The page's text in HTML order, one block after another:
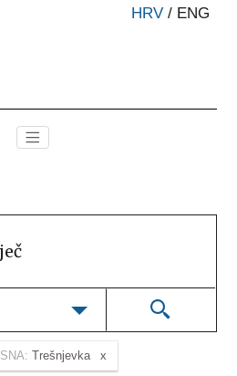
HRV / ENG
Trešnjevka